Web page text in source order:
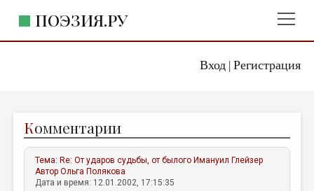
Вход| Регистрация
ПОЭЗИЯ.РУ
ЖАНРЫ
АВТОРЫ
КОММЕНТАРИИ
Комментарии
Тема: Re: От ударов судьбы, от былого Имануил Глейзер
АвторОльга Полякова
Дата и время: 12.01.2002, 17:15:35